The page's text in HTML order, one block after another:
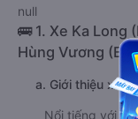
null
🚌 1. Xe Ka
Hùng Vương
a. Giới thiệu xe
Nổi tiếng với